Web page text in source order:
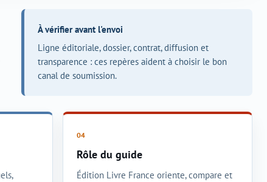
À vérifier avant l'envoi
Ligne éditoriale, dossier, contrat, diffusion et
transparence : ces repères aident à choisir le bon
canal de soumission.
Rôle du guide
Édition Livre France oriente, compare et